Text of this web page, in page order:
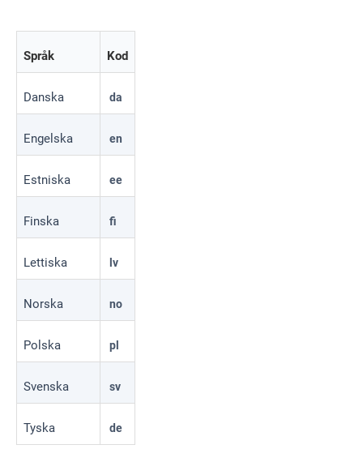
Språk Kod
Danska da
Engelska en
Estniska ee
Finska fi
Lettiska lv
Norska no
Polska pl
Svenska sv
Tyska de